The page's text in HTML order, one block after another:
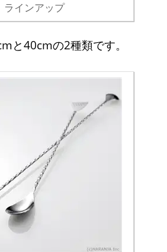
ラインアップ
と40cmの2種類です。